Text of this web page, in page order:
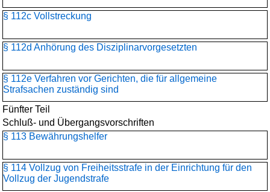
§ 112c Vollstreckung
§ 112d Anhörung des Disziplinarvorgesetzten
§ 112e Verfahren vor Gerichten, die für allgemeine
Strafsachen zuständig sind
Fünfter Teil
Schluß- und Übergangsvorschriften
§ 113 Bewährungshelfer
§ 114 Vollzug von Freiheitsstrafe in der Einrichtung für den
Vollzug der Jugendstrafe